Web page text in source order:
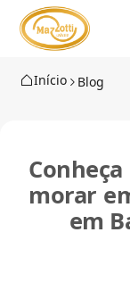
Início Blog
morar
em